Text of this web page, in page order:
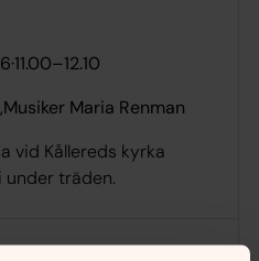
·11.00–12.10
Musiker Maria Renman
vid Kållereds kyrka
under träden.